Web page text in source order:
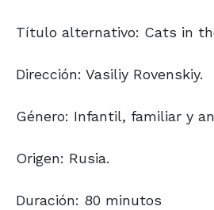
Título alternativo: Cats in
Dirección: Vasiliy Rovenskiy.
Género: Infantil, familiar y
Origen: Rusia.
Duración: 80 minutos